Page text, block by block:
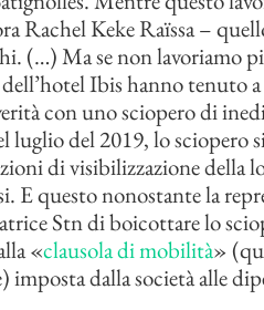
Rachel Keke Raïssa –
(…) Ma se non lavoriamo
Ibis hanno tenuto
con uno sciopero di
luglio del 2019, lo sciopero
di visibilizzazione della
E questo nonostante la
Stn di boicottare lo
«clausola di mobilità»
imposta dalla società alle